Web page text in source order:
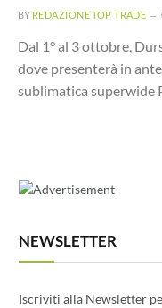
BY REDAZIONE TOP TRADE
Dal 1° al 3 ottobre,
dove presenterà in
sublimatica superwide
NEWSLETTER
Iscriviti alla Newsletter